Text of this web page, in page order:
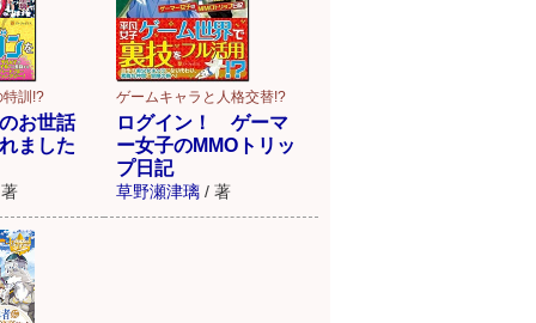
訓!?
お世話
ました
著
ゲームキャラと人格交替!?
ログイン！ ゲーマ
ー女子のMMOトリッ
プ日記
草野瀬津璃 / 著